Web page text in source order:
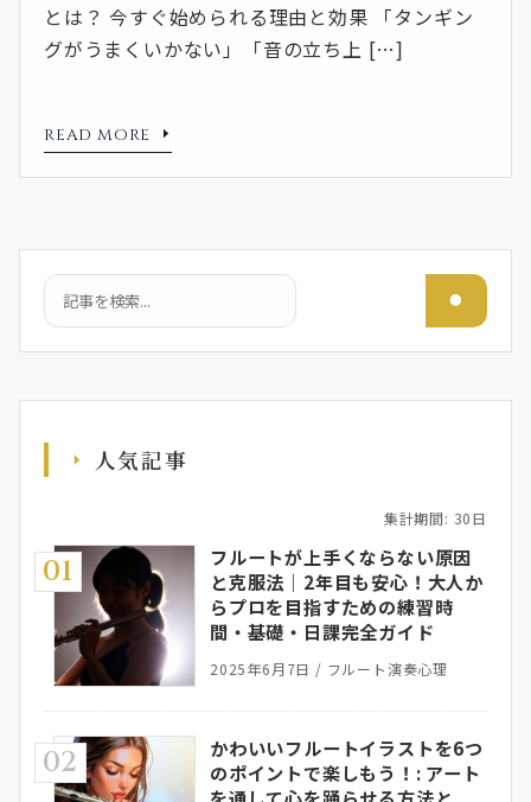
とは？ 今すぐ始められる理由と効果 「タンギン
グがうまくいかない」「音の立ち上 […]
READ MORE
検索
人気記事
集計期間: 30日
01
フルートが上手くならない原因
と克服法｜2年目も安心！大人か
らプロを目指すための練習時
間・基礎・日課完全ガイド
2025年6月7日 / フルート演奏心理
02
かわいいフルートイラストを6つ
のポイントで楽しもう！: アート
を通して心を踊らせる方法と